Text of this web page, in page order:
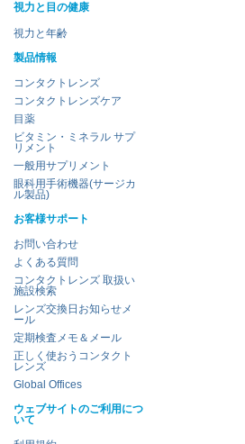
視力と目の健康
視力と年齢
製品情報
コンタクトレンズ
コンタクトレンズケア
目薬
ビタミン・ミネラル サプ
リメント
一般用サプリメント
眼科用手術機器(サージカ
ル製品)
お客様サポート
お問い合わせ
よくある質問
コンタクトレンズ 取扱い
施設検索
レンズ交換日お知らせメ
ール
定期検査メモ＆メール
正しく使おうコンタクト
レンズ
Global Offices
ウェブサイトのご利用につ
いて